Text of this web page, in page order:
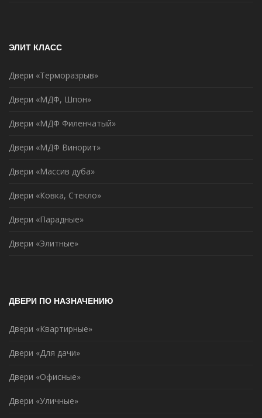
ЭЛИТ КЛАСС
Двери «Терморазрыв»
Двери «МДФ, Шпон»
Двери «МДФ Филенчатый»
Двери «МДФ Винорит»
Двери «Массив дуба»
Двери «Ковка, Стекло»
Двери «Парадные»
Двери «Элитные»
ДВЕРИ ПО НАЗНАЧЕНИЮ
Двери «Квартирные»
Двери «Для дачи»
Двери «Офисные»
Двери «Уличные»